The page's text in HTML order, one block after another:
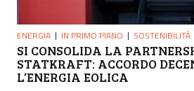
ENERGIA IN PRIMO PIANO SOSTENIBILITÀ
SI CONSOLIDA LA
STATKRAFT: ACCORDO
L’ENERGIA EOLICA